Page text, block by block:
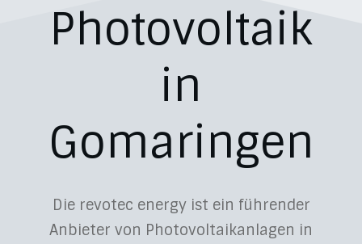
Photovoltaik
in
Gomaringen
Die revotec energy ist ein führender
Anbieter von Photovoltaikanlagen in